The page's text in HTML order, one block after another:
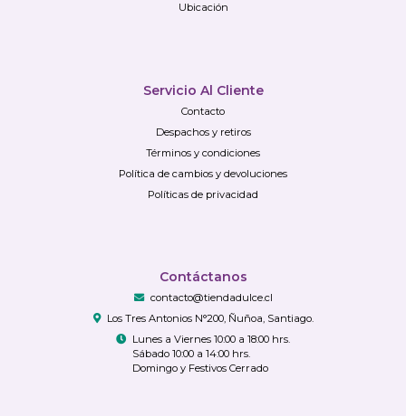
Ubicación
Servicio Al Cliente
Contacto
Despachos y retiros
Términos y condiciones
Política de cambios y devoluciones
Políticas de privacidad
Contáctanos
contacto@tiendadulce.cl
Los Tres Antonios N°200, Ñuñoa, Santiago.
Lunes a Viernes 10:00 a 18:00 hrs.
Sábado 10:00 a 14:00 hrs.
Domingo y Festivos Cerrado